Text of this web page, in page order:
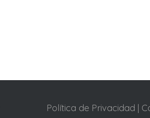
Política de Privacidad |